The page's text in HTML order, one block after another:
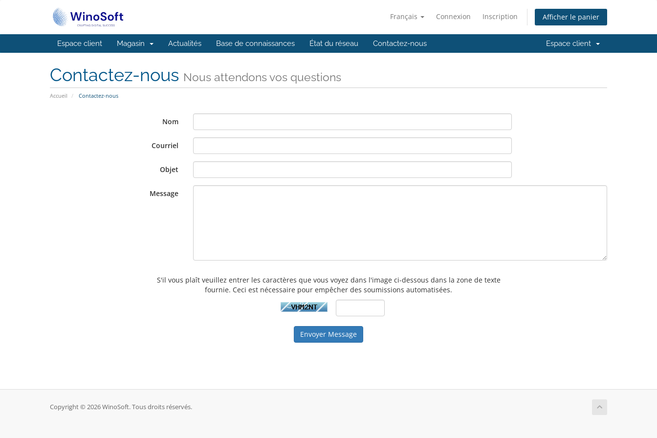
Français Connexion Inscription Afficher le panier
Espace client Magasin Actualités Base de connaissances État du réseau Contactez-nous Espace client
Contactez-nous Nous attendons vos questions
Accueil Contactez-nous
Nom
Courriel
Objet
Message
S'il vous plaît veuillez entrer les caractères que vous voyez dans l'image ci-dessous dans la zone de texte
fournie. Ceci est nécessaire pour empêcher des soumissions automatisées.
Envoyer Message
Copyright © 2026 WinoSoft. Tous droits réservés.